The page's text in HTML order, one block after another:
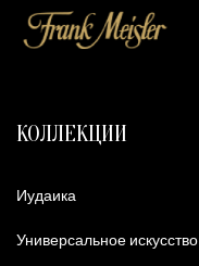
КОЛЛЕКЦИИ
Иудаика
Универсальное искусство